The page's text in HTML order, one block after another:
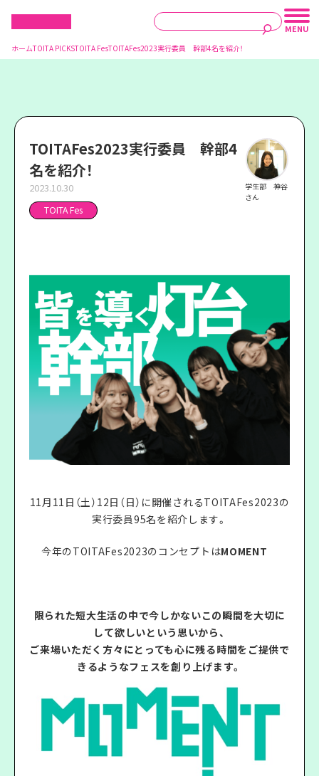
ホームTOITA PICKSTOITA FesTOITAFes2023実行委員 幹部4名を紹介！
TOITAFes2023実行委員 幹部4
名を紹介！
2023.10.30
TOITA Fes
学生部 神谷
さん
11月11日（土）12日（日）に開催されるTOITAFes2023の
実行委員95名を紹介します。
今年のTOITAFes2023のコンセプトはMOMENT
限られた短大生活の中で今しかないこの瞬間を大切に
して欲しいという思いから、
ご来場いただく方々にとっても心に残る時間をご提供で
きるようなフェスを創り上げます。